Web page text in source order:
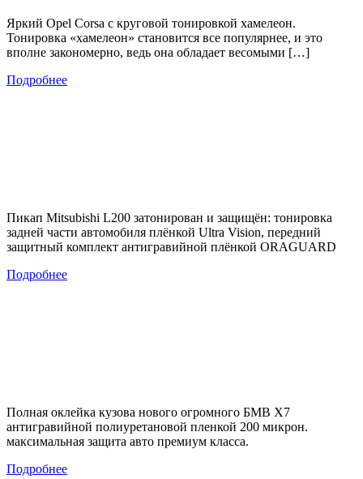
Яркий Opel Corsa с круговой тонировкой хамелеон.
Тонировка «хамелеон» становится все популярнее, и это
вполне закономерно, ведь она обладает весомыми […]
Подробнее
Пикап Mitsubishi L200 затонирован и защищён: тонировка
задней части автомобиля плёнкой Ultra Vision, передний
защитный комплект антигравийной плёнкой ORAGUARD
Подробнее
Полная оклейка кузова нового огромного БМВ Х7
антигравийной полиуретановой пленкой 200 микрон.
максимальная защита авто премиум класса.
Подробнее